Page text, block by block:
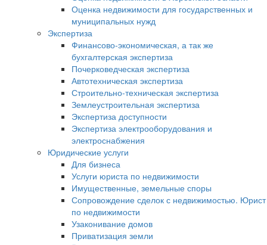
Оценка недвижимости для государственных и
муниципальных нужд
Экспертиза
Финансово-экономическая, а так же
бухгалтерская экспертиза
Почерковедческая экспертиза
Автотехническая экспертиза
Строительно-техническая экспертиза
Землеустроительная экспертиза
Экспертиза доступности
Экспертиза электрооборудования и
электроснабжения
Юридические услуги
Для бизнеса
Услуги юриста по недвижимости
Имущественные, земельные споры
Сопровождение сделок с недвижимостью. Юрист
по недвижимости
Узаконивание домов
Приватизация земли